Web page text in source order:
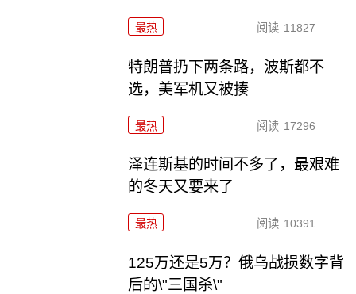
最热 阅读 11827
特朗普扔下两条路，波斯都不
选，美军机又被揍
最热 阅读 17296
泽连斯基的时间不多了，最艰难
的冬天又要来了
最热 阅读 10391
125万还是5万？俄乌战损数字背
后的\"三国杀\"